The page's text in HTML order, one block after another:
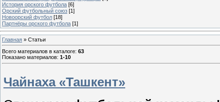
История орского футбола [6]
Орский футбольный союз [1]
Новоорский футбол [18]
Партнёры орского футбола [1]
Главная » Статьи
Всего материалов в каталоге: 63
Показано материалов: 1-10
Чайнаха «Ташкент»